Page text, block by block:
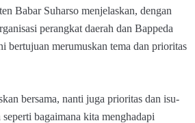
Babar Suharso menjelaskan, dengan
perangkat daerah dan Bappeda
bertujuan merumuskan tema dan prioritas
bersama, nanti juga prioritas dan isu-
bagaimana kita menghadapi